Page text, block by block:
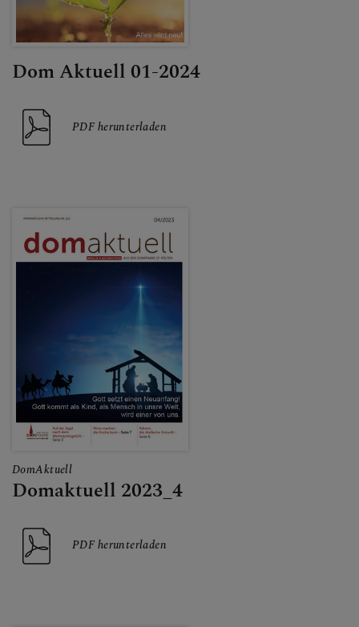
Dom Aktuell 01-2024
PDF herunterladen
DomAktuell
Domaktuell 2023_4
PDF herunterladen